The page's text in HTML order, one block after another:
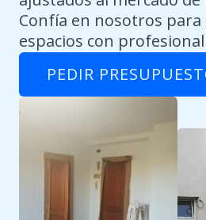
Confía en nosotros
espacios con
PEDIR